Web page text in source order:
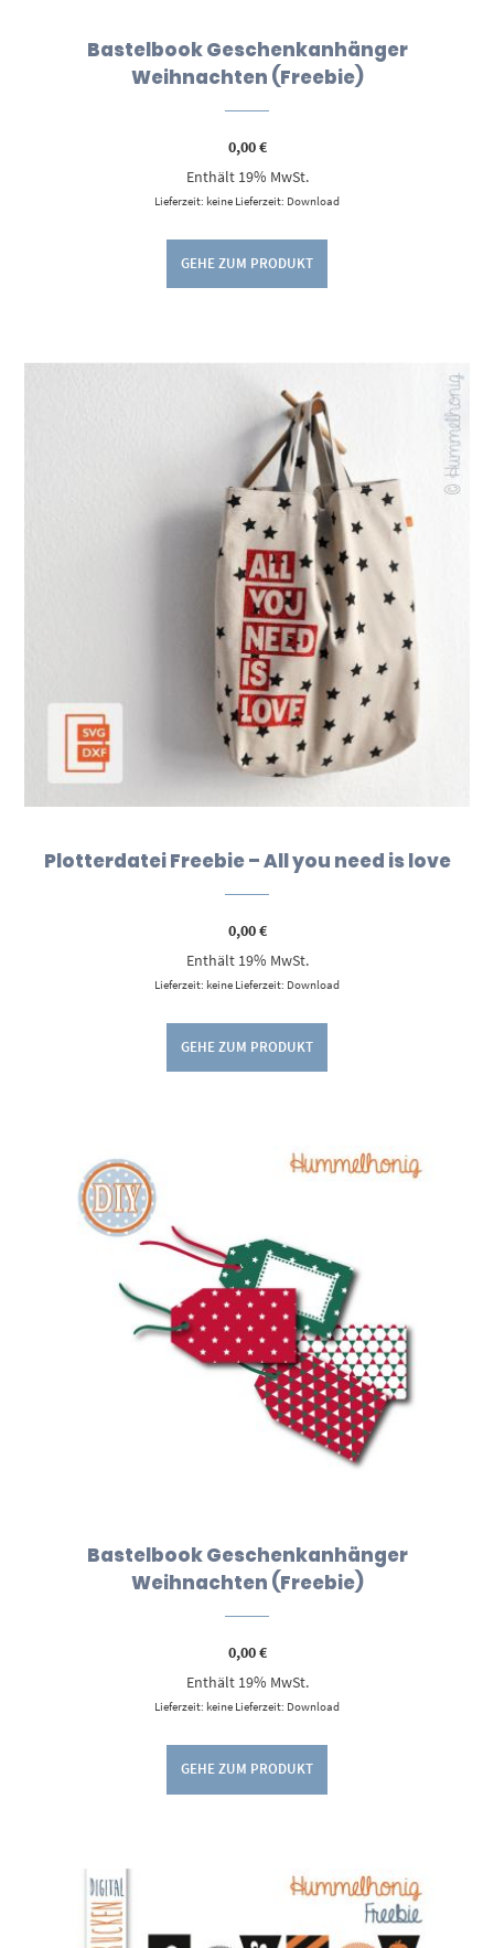
Bastelbook Geschenkanhänger
Weihnachten (Freebie)
0,00€
Enthält 19% MwSt.
Lieferzeit: keine Lieferzeit: Download
GEHE ZUM PRODUKT
Plotterdatei Freebie – All you need is love
0,00€
Enthält 19% MwSt.
Lieferzeit: keine Lieferzeit: Download
GEHE ZUM PRODUKT
Bastelbook Geschenkanhänger
Weihnachten (Freebie)
0,00€
Enthält 19% MwSt.
Lieferzeit: keine Lieferzeit: Download
GEHE ZUM PRODUKT